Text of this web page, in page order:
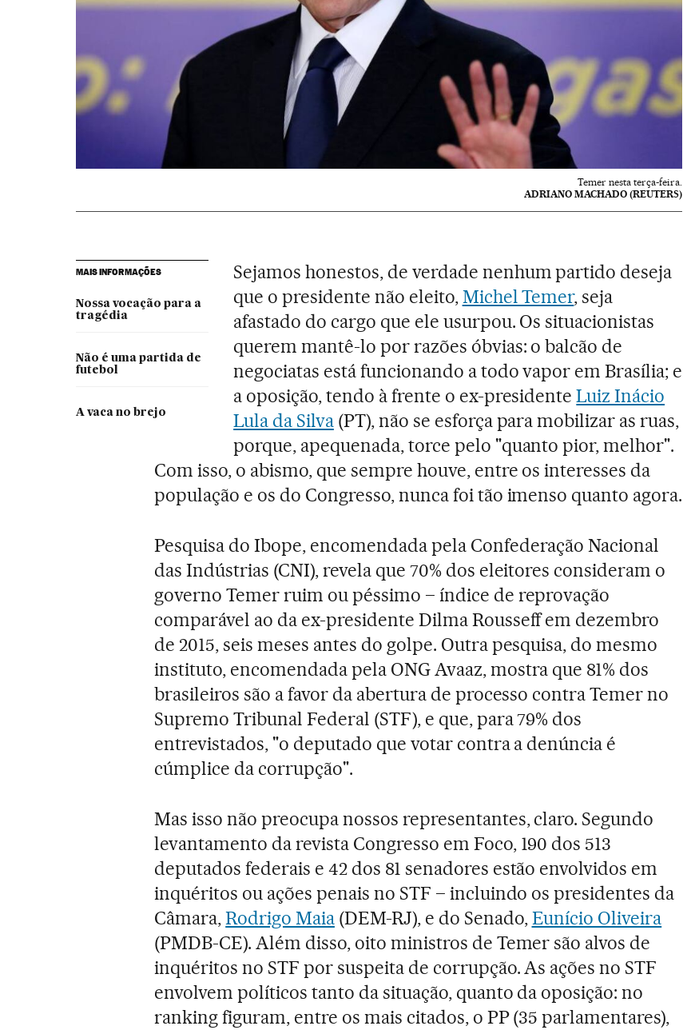
Temer nesta terça-feira.
ADRIANO MACHADO (REUTERS)
MAIS INFORMAÇÕES
Nossa vocação para a
tragédia
Não é uma partida de
futebol
A vaca no brejo
Sejamos honestos, de verdade nenhum partido deseja
que o presidente não eleito,Michel Temer, seja
afastado do cargo que ele usurpou. Os situacionistas
querem mantê-lo por razões óbvias: o balcão de
negociatas está funcionando a todo vapor em Brasília; e
a oposição, tendo à frente o ex-presidenteLuiz Inácio
Lula da Silva(PT), não se esforça para mobilizar as ruas,
porque, apequenada, torce pelo "quanto pior, melhor".
Com isso, o abismo, que sempre houve, entre os interesses da
população e os do Congresso, nunca foi tão imenso quanto agora.
Pesquisa do Ibope, encomendada pela Confederação Nacional
das Indústrias (CNI), revela que 70% dos eleitores consideram o
governo Temer ruim ou péssimo – índice de reprovação
comparável ao da ex-presidente Dilma Rousseff em dezembro
de 2015, seis meses antes do golpe. Outra pesquisa, do mesmo
instituto, encomendada pela ONG Avaaz, mostra que 81% dos
brasileiros são a favor da abertura de processo contra Temer no
Supremo Tribunal Federal (STF), e que, para 79% dos
entrevistados, "o deputado que votar contra a denúncia é
cúmplice da corrupção".
Mas isso não preocupa nossos representantes, claro. Segundo
levantamento da revista Congresso em Foco, 190 dos 513
deputados federais e 42 dos 81 senadores estão envolvidos em
inquéritos ou ações penais no STF – incluindo os presidentes da
Câmara,Rodrigo Maia(DEM-RJ), e do Senado,Eunício Oliveira
(PMDB-CE). Além disso, oito ministros de Temer são alvos de
inquéritos no STF por suspeita de corrupção. As ações no STF
envolvem políticos tanto da situação, quanto da oposição: no
ranking figuram, entre os mais citados, o PP (35 parlamentares),